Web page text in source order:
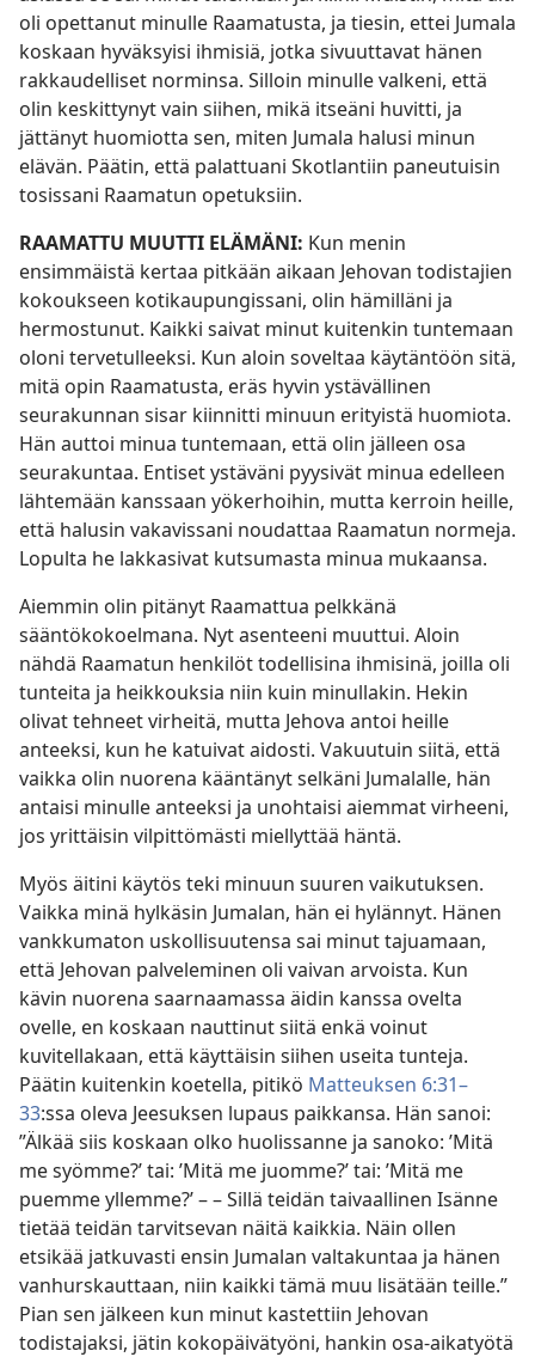
oli opettanut minulle Raamatusta, ja tiesin, ettei Jumala
koskaan hyväksyisi ihmisiä, jotka sivuuttavat hänen
rakkaudelliset norminsa. Silloin minulle valkeni, että
olin keskittynyt vain siihen, mikä itseäni huvitti, ja
jättänyt huomiotta sen, miten Jumala halusi minun
elävän. Päätin, että palattuani Skotlantiin paneutuisin
tosissani Raamatun opetuksiin.
RAAMATTU MUUTTI ELÄMÄNI: Kun menin
ensimmäistä kertaa pitkään aikaan Jehovan todistajien
kokoukseen kotikaupungissani, olin hämilläni ja
hermostunut. Kaikki saivat minut kuitenkin tuntemaan
oloni tervetulleeksi. Kun aloin soveltaa käytäntöön sitä,
mitä opin Raamatusta, eräs hyvin ystävällinen
seurakunnan sisar kiinnitti minuun erityistä huomiota.
Hän auttoi minua tuntemaan, että olin jälleen osa
seurakuntaa. Entiset ystäväni pyysivät minua edelleen
lähtemään kanssaan yökerhoihin, mutta kerroin heille,
että halusin vakavissani noudattaa Raamatun normeja.
Lopulta he lakkasivat kutsumasta minua mukaansa.
Aiemmin olin pitänyt Raamattua pelkkänä
sääntökokoelmana. Nyt asenteeni muuttui. Aloin
nähdä Raamatun henkilöt todellisina ihmisinä, joilla oli
tunteita ja heikkouksia niin kuin minullakin. Hekin
olivat tehneet virheitä, mutta Jehova antoi heille
anteeksi, kun he katuivat aidosti. Vakuutuin siitä, että
vaikka olin nuorena kääntänyt selkäni Jumalalle, hän
antaisi minulle anteeksi ja unohtaisi aiemmat virheeni,
jos yrittäisin vilpittömästi miellyttää häntä.
Myös äitini käytös teki minuun suuren vaikutuksen.
Vaikka minä hylkäsin Jumalan, hän ei hylännyt. Hänen
vankkumaton uskollisuutensa sai minut tajuamaan,
että Jehovan palveleminen oli vaivan arvoista. Kun
kävin nuorena saarnaamassa äidin kanssa ovelta
ovelle, en koskaan nauttinut siitä enkä voinut
kuvitellakaan, että käyttäisin siihen useita tunteja.
Päätin kuitenkin koetella, pitikö Matteuksen 6:31–
33:ssa oleva Jeesuksen lupaus paikkansa. Hän sanoi:
”Älkää siis koskaan olko huolissanne ja sanoko: ’Mitä
me syömme?’ tai: ’Mitä me juomme?’ tai: ’Mitä me
puemme yllemme?’ – – Sillä teidän taivaallinen Isänne
tietää teidän tarvitsevan näitä kaikkia. Näin ollen
etsikää jatkuvasti ensin Jumalan valtakuntaa ja hänen
vanhurskauttaan, niin kaikki tämä muu lisätään teille.”
Pian sen jälkeen kun minut kastettiin Jehovan
todistajaksi, jätin kokopäivätyöni, hankin osa-aikatyötä